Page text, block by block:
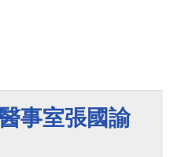
事室張國諭